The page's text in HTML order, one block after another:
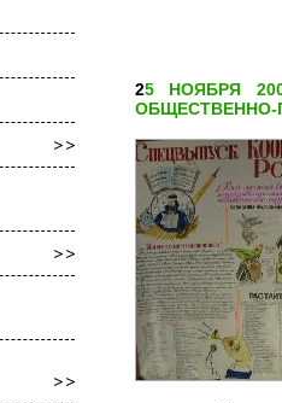
25 НОЯБРЯ 2009 ГОДА ПРИНЯТ НА ХРАНЕНИЕ ФОНД «КИРОВСКОЕ ОБЛАСТНОЕ
ОБЩЕСТВЕННО-